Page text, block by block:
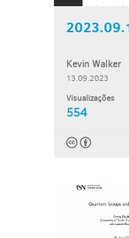
Kevin Walker
13.09.2023
Visualizações
554